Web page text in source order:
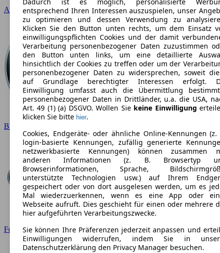
Audi
BMW
Ford
Dadurch ist es möglich, personalisierte
entsprechend Ihren Interessen auszuspielen, unser
zu optimieren und dessen Verwendung zu
Klicken Sie den Button unten rechts, um dem Einsatz
einwilligungspflichten Cookies und der damit
Verarbeitung personenbezogener Daten zuzustimmen
den Button unten links, um eine detaillierte
hinsichtlich der Cookies zu treffen oder um der
personenbezogener Daten zu widersprechen, soweit
auf Grundlage berechtigter Interessen erfolgt.
Einwilligung umfasst auch die Übermittlung
personenbezogener Daten in Drittländer, u.a. die USA,
Art. 49 (1) (a) DSGVO. Wollen Sie keine Einwilligung
klicken Sie bitte hier.
Cookies, Endgeräte- oder ähnliche Online-Kennungen (z.
login-basierte Kennungen, zufällig generierte
netzwerkbasierte Kennungen) können zusammen
anderen Informationen (z. B. Browsertyp
Browserinformationen, Sprache,
unterstützte Technologien usw.) auf Ihrem
gespeichert oder von dort ausgelesen werden, um es
Mal wiederzuerkennen, wenn es eine App oder
Webseite aufruft. Dies geschieht für einen oder mehrere
hier aufgeführten Verarbeitungszwecke.
Sie können Ihre Präferenzen jederzeit anpassen und
Einwilligungen widerrufen, indem Sie in
Datenschutzerklärung den Privacy Manager besuchen.